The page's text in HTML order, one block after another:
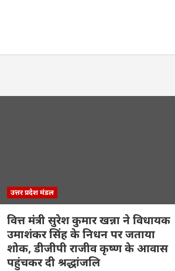
उत्तर प्रदेश मंडल
वित्त मंत्री सुरेश कुमार खन्ना ने विधायक
उमाशंकर सिंह के निधन पर जताया
शोक, डीजीपी राजीव कृष्ण के आवास
पहुंचकर दी श्रद्धांजलि